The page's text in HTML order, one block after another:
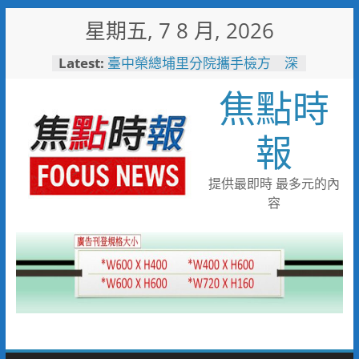
星期五, 7 8 月, 2026
Latest: 臺中榮總埔里分院攜手檢方 深
「路不是你的」！騎士大鬧城鎮
韌性演習 前鎮警鐵腕攔停送辦
珍惜119報案專線資源 切勿無故
撥打或謊報案件
白海豚颱風來襲！台電台東區處
全面整備迎戰強風豪雨 籲多利
用「台灣電力APP」查詢
男子性侵偷拍又餵毒致傳播女暴
焦點時
報
提供最即時 最多元的內
容